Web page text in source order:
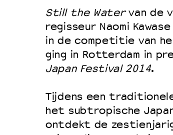
Schoolvoorstellingen
Filmprogramma’s
Filmprogramma’s VO/
Speciale
OVER LANTARENVENSTER
Still the Watervan de
regisseur Naomi Kawase
in de competitie van
ging in Rotterdam in
Japan Festival 2014.
Tijdens een
het subtropische
ontdekt de